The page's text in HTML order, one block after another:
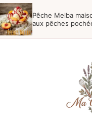
Aller
au
contenu
Pêche Melba
aux pêches